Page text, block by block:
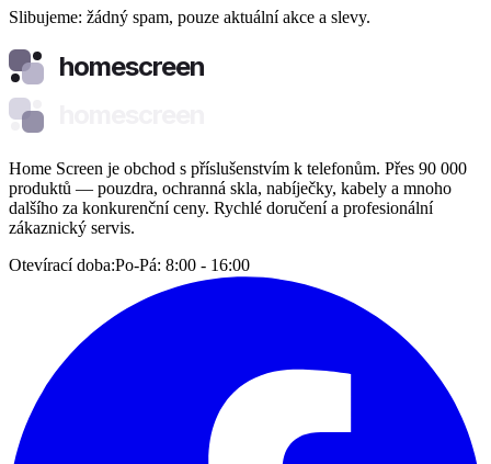
Slibujeme: žádný spam, pouze aktuální akce a slevy.
homescreen
Home Screen je obchod s příslušenstvím k telefonům. Přes 90 000
produktů — pouzdra, ochranná skla, nabíječky, kabely a mnoho
dalšího za konkurenční ceny. Rychlé doručení a profesionální
zákaznický servis.
Otevírací doba:Po-Pá: 8:00 - 16:00